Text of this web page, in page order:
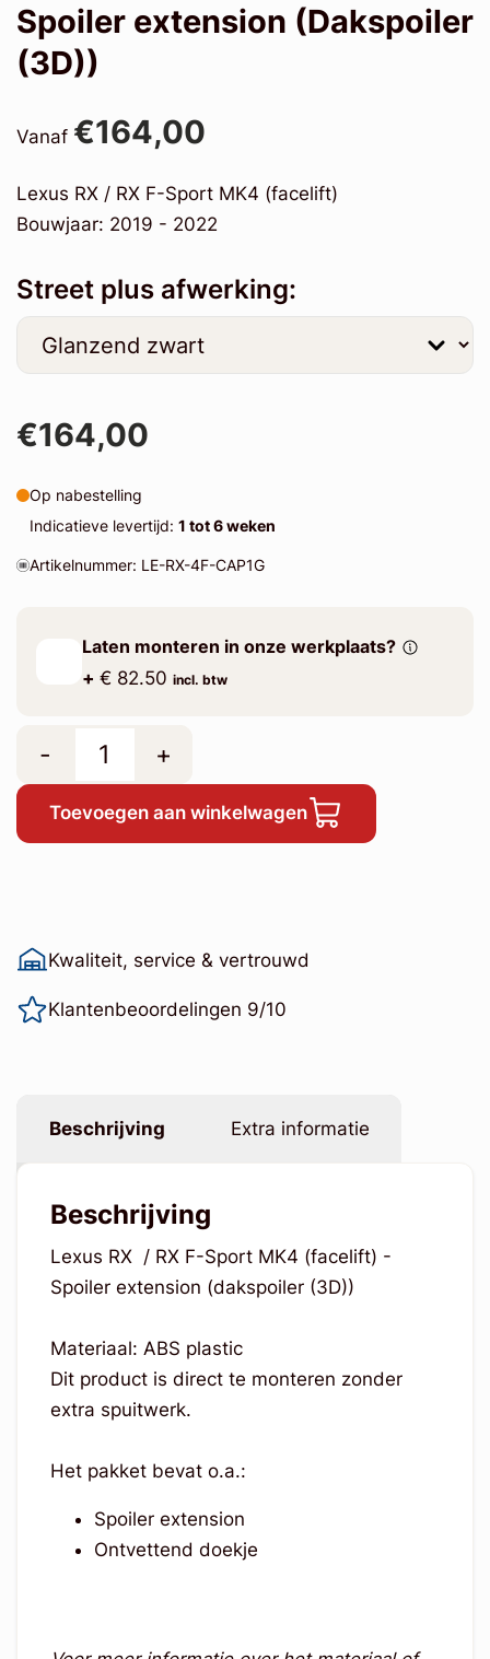
Spoiler extension (Dakspoiler
(3D))
Vanaf €164,00
Lexus RX / RX F-Sport MK4 (facelift)
Bouwjaar: 2019 - 2022
Street plus afwerking:
€164,00
Op nabestelling
Indicatieve levertijd: 1 tot 6 weken
Artikelnummer: LE-RX-4F-CAP1G
Laten monteren in onze werkplaats?
+ € 82.50 incl. btw
- +
Toevoegen aan winkelwagen
Kwaliteit, service & vertrouwd
Klantenbeoordelingen 9/10
Beschrijving Extra informatie
Beschrijving
Lexus RX / RX F-Sport MK4 (facelift) -
Spoiler extension (dakspoiler (3D))
Materiaal: ABS plastic
Dit product is direct te monteren zonder
extra spuitwerk.
Het pakket bevat o.a.:
Spoiler extension
Ontvettend doekje